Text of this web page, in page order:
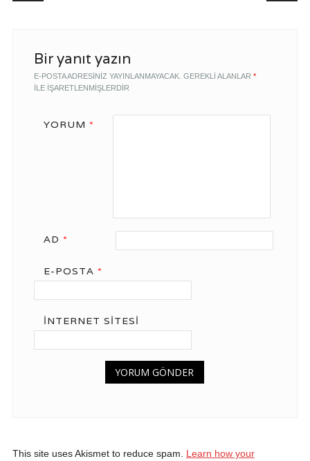
Bir yanıt yazın
E-POSTA ADRESINIZ YAYINLANMAYACAK. GEREKLI ALANLAR *
ILE IŞARETLENMIŞLERDIR
YORUM *
AD *
E-POSTA *
İNTERNET SITESI
This site uses Akismet to reduce spam. Learn how your